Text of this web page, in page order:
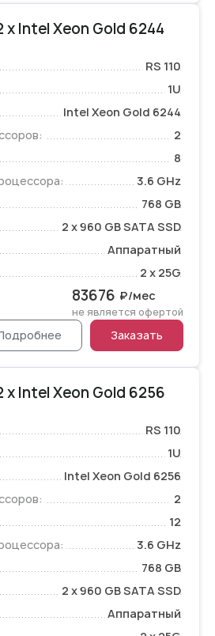
x Intel Xeon Gold 6244
RS 110
1U
Intel Xeon Gold 6244
2
8
3.6 GHz
768 GB
2 x 960 GB SATA SSD
Аппаратный
2 x 25G
83676 ₽/мес
не является офертой
Заказать
x Intel Xeon Gold 6256
RS 110
1U
Intel Xeon Gold 6256
2
12
3.6 GHz
768 GB
2 x 960 GB SATA SSD
Аппаратный